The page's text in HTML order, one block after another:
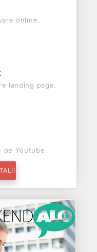
online.
landing page.
pe Youtube.